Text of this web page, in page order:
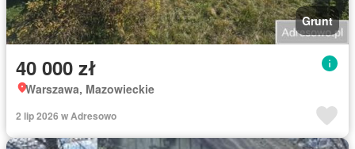
Grunt
40 000 zł
Warszawa, Mazowieckie
2 lip 2026 w Adresowo